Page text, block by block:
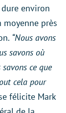
environ
moyenne près
“Nous avons
savons où
ce que
cela pour
félicite Mark